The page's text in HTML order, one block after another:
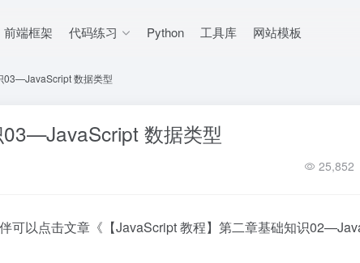
前端框架 代码练习 Python 工具库 网站模板
03—JavaScript 数据类型
03—JavaScript 数据类型
25,852
可以点击文章《 【JavaScript 教程】第二章基础知识